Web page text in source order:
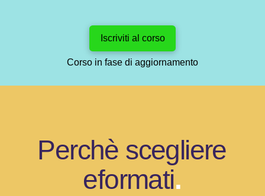
Iscriviti al corso
Corso in fase di aggiornamento
Perchè scegliere
eformati.